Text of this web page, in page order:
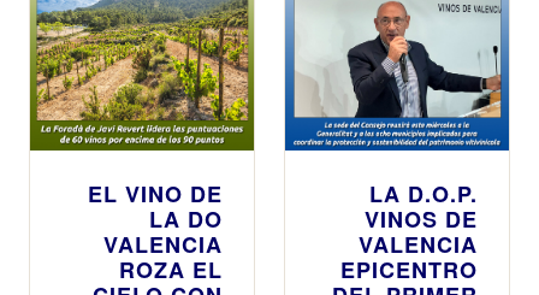
EL VINO DE
LA DO
VALENCIA
ROZA EL
LA D.O.P.
VINOS DE
VALENCIA
EPICENTRO